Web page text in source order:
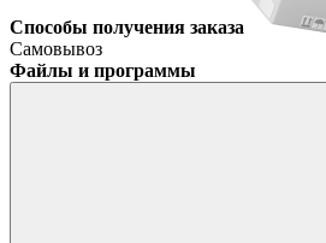
Способы получения заказа
Самовывоз
Файлы и программы